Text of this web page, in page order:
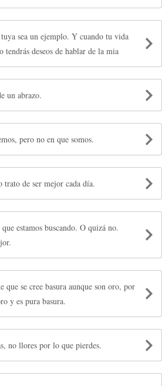
sea un ejemplo. Y cuando tu vida
tendrás deseos de hablar de la mia
un abrazo.
pero no en que somos.
trato de ser mejor cada día.
estamos buscando. O quizá no.
que se cree basura aunque son oro, por
y es pura basura.
no llores por lo que pierdes.